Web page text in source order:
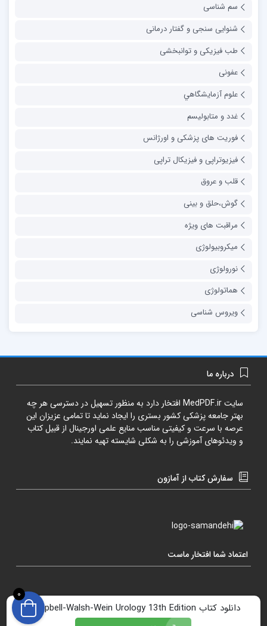
سم شناسی
شنوایی سنجی و گفتار درمانی
طب فیزیکی و توانبخشی
عفونی
علوم آزمايشگاهي
غدد و متابولیسم
فوریت های پزشکی و اورژانس
فیزیوتراپی و فیزیکال تراپی
قلب و عروق
گوش،حلق و بینی
مراقبت های ویژه
میکروبیولوژی
نورولوژی
هماتولوژی
ویروس شناسی
درباره ما
سایتMedPDF.ir افتخار دارد به منظور تسهیل در دسترسی هر چه
بهتر جامعه پزشکی کشور بستری را ایجاد نماید تا تمامی عزیزان این
عرصه با سرعت و کیفیتی مناسب منایع علمی اورجینال از قبیل کتاب
و ویدئوهای آموزشی را به شکلی شایسته تهیه نمایند.
سفارش کتاب از آمازون
اعتماد شما افتخار ماست
0
دانلود کتاب Campbell-Walsh-Wein Urology 13th Edition